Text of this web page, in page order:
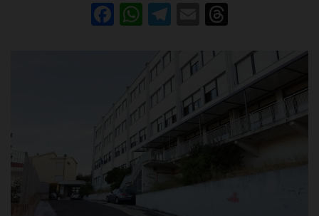
Facebook
WhatsApp
Telegram
Email